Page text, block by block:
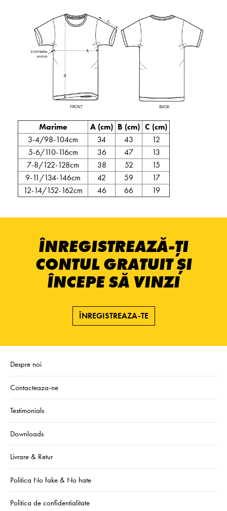
Marime A (cm) B (cm) C (cm)
3-4/98-104cm
34 43
12
5-6/110-116cm
36 47
13
7-8/122-128cm
38 52
15
9-11/134-146cm
42 59
17
12-14/152-162cm
46 66 19
ÎNREGISTREAZĂ-ȚI
CONTUL GRATUIT ȘI
ÎNCEPE SĂ VINZI
ÎNREGISTREAZA-TE
Despre noi
Contacteaza-ne
Testimonials
Downloads
Livrare & Retur
Politica No fake & No hate
Politica de confidentialitate